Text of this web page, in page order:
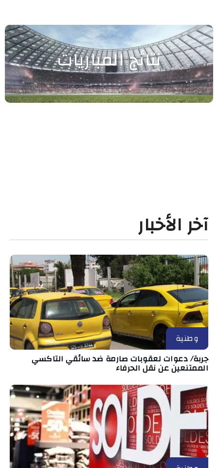
نتائج المباريات
آخر الأخبار
وطنية
جربة/ دعوات لعقوبات صارمة ضد سائقي التاكسي
الممتنعين عن نقل الحرفاء